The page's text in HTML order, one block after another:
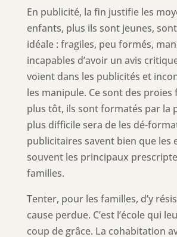
En publicité, la fin justifie les
enfants, plus ils sont jeunes,
idéale : fragiles, peu formés,
incapables d’avoir un avis
voient dans les publicités et
les manipule. Ce sont des proies
plus tôt, ils sont formatés par la
plus difficile sera de les dé-
publicitaires savent bien que les
souvent les principaux
familles.
Tenter, pour les familles, d’y
cause perdue. C’est l’école qui
coup de grâce. La cohabitation